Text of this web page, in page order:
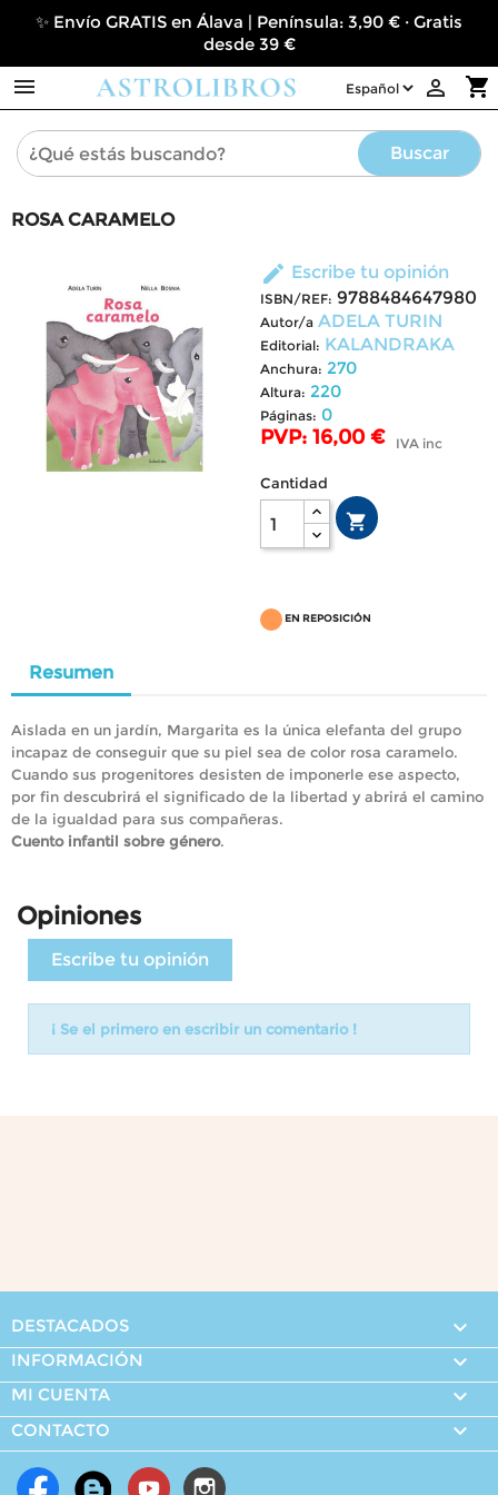
✨ Envío GRATIS en Álava | Península: 3,90 € · Gratis
desde 39 €
 shopping_cart

Buscar
ROSA CARAMELO
edit Escribe tu opinión
ISBN/REF: 9788484647980
Autor/a ADELA TURIN
Editorial: KALANDRAKA
Anchura: 270
Altura: 220
Páginas: 0
PVP: 16,00 € IVA inc
Cantidad

EN REPOSICIÓN
Resumen
Aislada en un jardín, Margarita es la única elefanta del grupo
incapaz de conseguir que su piel sea de color rosa caramelo.
Cuando sus progenitores desisten de imponerle ese aspecto,
por fin descubrirá el significado de la libertad y abrirá el camino
de la igualdad para sus compañeras.
Cuento infantil sobre género.
Opiniones
Escribe tu opinión
¡ Se el primero en escribir un comentario !
DESTACADOS 
INFORMACIÓN 
MI CUENTA 
CONTACTO 